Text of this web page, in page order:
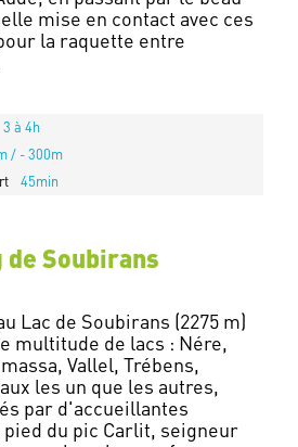
mise en contact avec ces
la raquette entre
3 à 4h
/ - 300m
45min
de Soubirans
Lac de Soubirans (2275 m)
multitude de lacs : Nére,
Vallel, Trébens,
les un que les autres,
par d'accueillantes
du pic Carlit, seigneur